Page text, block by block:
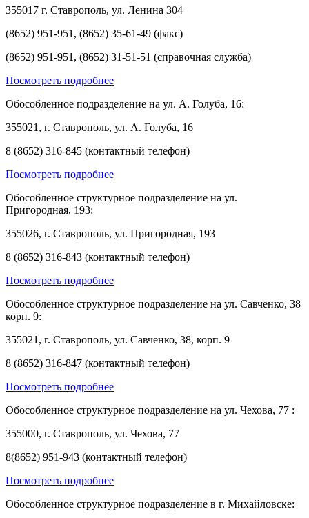
355017 г. Ставрополь, ул. Ленина 304
(8652) 951-951, (8652) 35-61-49 (факс)
(8652) 951-951, (8652) 31-51-51 (справочная служба)
Посмотреть подробнее
Обособленное подразделение на ул. А. Голуба, 16:
355021, г. Ставрополь, ул. А. Голуба, 16
8 (8652) 316-845 (контактный телефон)
Посмотреть подробнее
Обособленное структурное подразделение на ул.
Пригородная, 193:
355026, г. Ставрополь, ул. Пригородная, 193
8 (8652) 316-843 (контактный телефон)
Посмотреть подробнее
Обособленное структурное подразделение на ул. Савченко, 38
корп. 9:
355021, г. Ставрополь, ул. Савченко, 38, корп. 9
8 (8652) 316-847 (контактный телефон)
Посмотреть подробнее
Обособленное структурное подразделение на ул. Чехова, 77 :
355000, г. Ставрополь, ул. Чехова, 77
8(8652) 951-943 (контактный телефон)
Посмотреть подробнее
Обособленное структурное подразделение в г. Михайловске: